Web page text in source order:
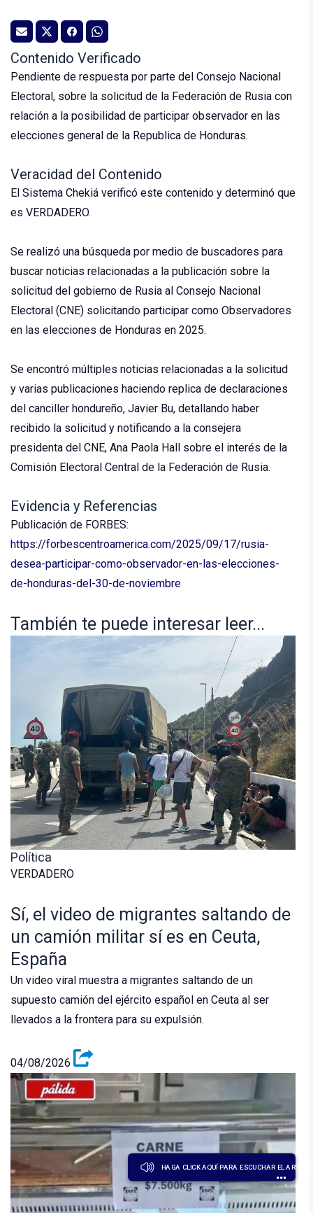
HAGA CLICK AQUÍ PARA ESCUCHAR EL
Contenido Verificado
Pendiente de respuesta por parte del Consejo Nacional
Electoral, sobre la solicitud de la Federación de Rusia con
relación a la posibilidad de participar observador en las
elecciones general de la Republica de Honduras.
Veracidad del Contenido
El Sistema Chekiá verificó este contenido y determinó que
es VERDADERO.
Se realizó una búsqueda por medio de buscadores para
buscar noticias relacionadas a la publicación sobre la
solicitud del gobierno de Rusia al Consejo Nacional
Electoral (CNE) solicitando participar como Observadores
en las elecciones de Honduras en 2025.
Se encontró múltiples noticias relacionadas a la solicitud
y varias publicaciones haciendo replica de declaraciones
del canciller hondureño, Javier Bu, detallando haber
recibido la solicitud y notificando a la consejera
presidenta del CNE, Ana Paola Hall sobre el interés de la
Comisión Electoral Central de la Federación de Rusia.
Evidencia y Referencias
Publicación de FORBES:
https://forbescentroamerica.com/2025/09/17/rusia-
desea-participar-como-observador-en-las-elecciones-
de-honduras-del-30-de-noviembre
También te puede interesar leer...
Política
VERDADERO
Sí, el video de migrantes saltando de
un camión militar sí es en Ceuta,
España
Un video viral muestra a migrantes saltando de un
supuesto camión del ejército español en Ceuta al ser
llevados a la frontera para su expulsión.
04/08/2026